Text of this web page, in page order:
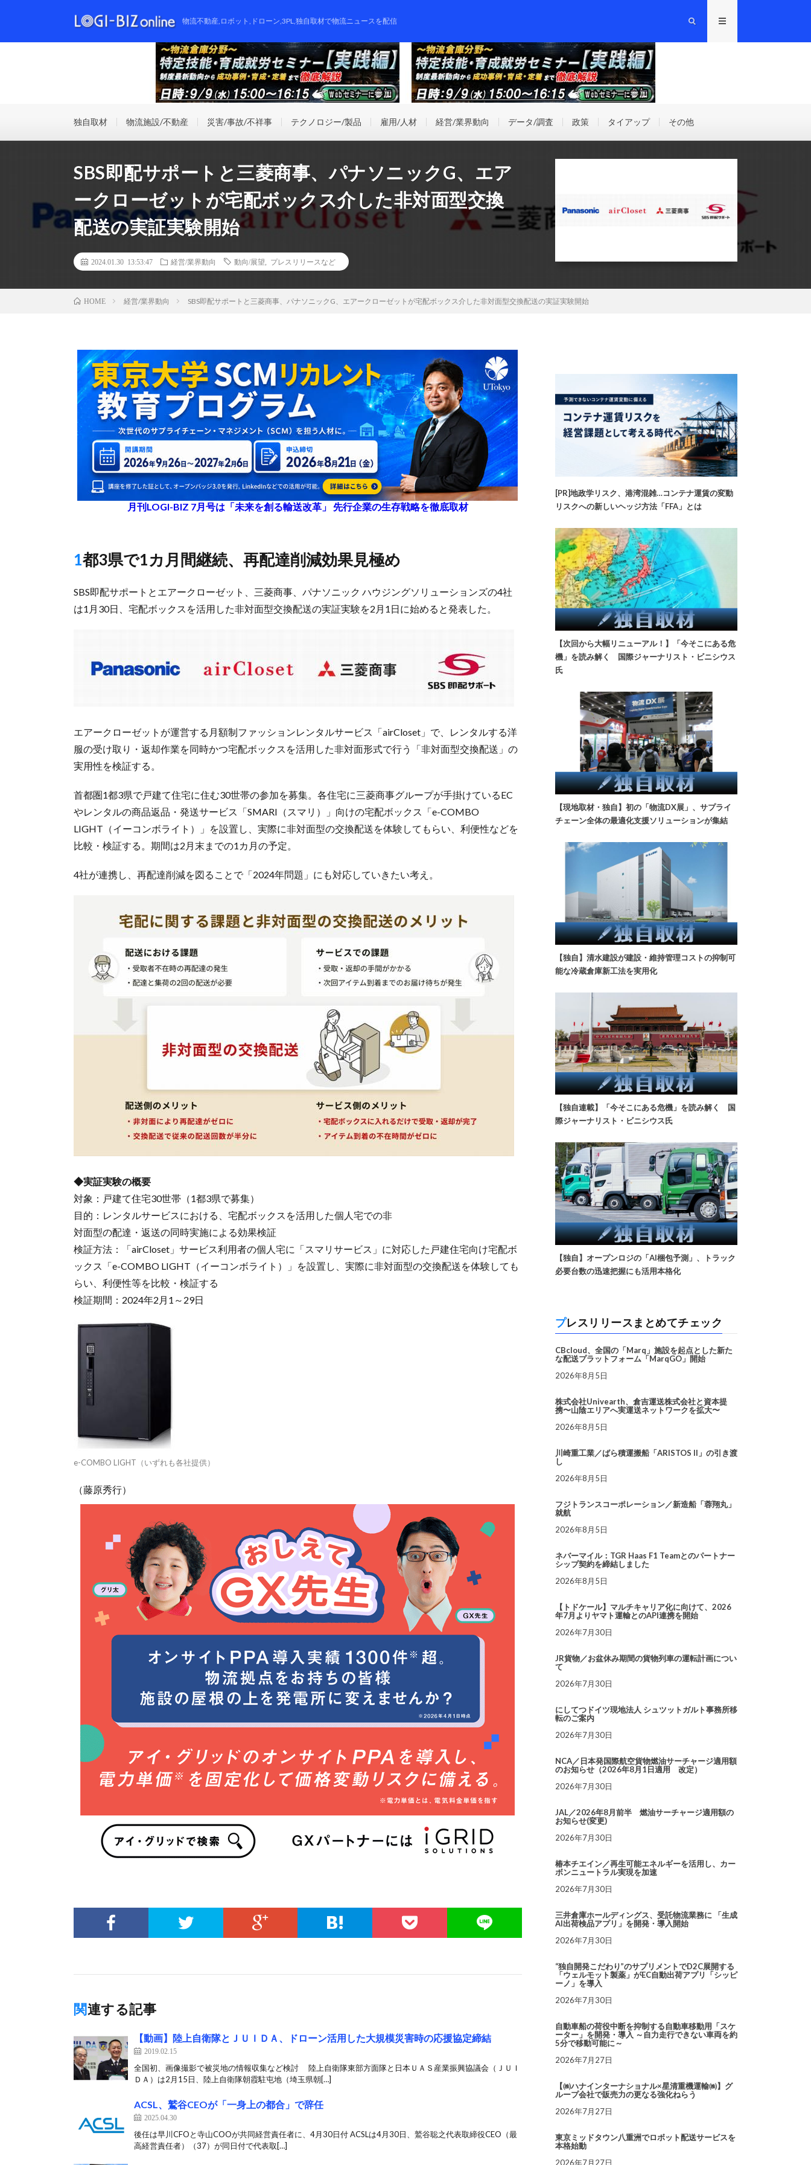
物流不動産,ロボット,ドローン,3PL,独自取材で物流ニュースを配信
独自取材 物流施設/不動産 災害/事故/不祥事 テクノロジー/製品 雇用/人材 経営/業界動向 データ/調査 政策 タイアップ その他
SBS即配サポートと三菱商事、パナソニックG、エア
ークローゼットが宅配ボックス介した非対面型交換
配送の実証実験開始
2024.01.30 13:53:47 経営/業界動向 動向/展望 プレスリリースなど
HOME 経営/業界動向 SBS即配サポートと三菱商事、パナソニックG、エアークローゼットが宅配ボックス介した非対面型交換配送の実証実験開始
月刊LOGI-BIZ 7月号は「未来を創る輸送改革」 先行企業の生存戦略を徹底取材
1都3県で1カ月間継続、再配達削減効果見極め
SBS即配サポートとエアークローゼット、三菱商事、パナソニック ハウジングソリューションズの4社
は1月30日、宅配ボックスを活用した非対面型交換配送の実証実験を2月1日に始めると発表した。
エアークローゼットが運営する月額制ファッションレンタルサービス「airCloset」で、レンタルする洋
服の受け取り・返却作業を同時かつ宅配ボックスを活用した非対面形式で行う「非対面型交換配送」の
実用性を検証する。
首都圏1都3県で戸建て住宅に住む30世帯の参加を募集。各住宅に三菱商事グループが手掛けているEC
やレンタルの商品返品・発送サービス「SMARI（スマリ）」向けの宅配ボックス「e-COMBO
LIGHT（イーコンボライト）」を設置し、実際に非対面型の交換配送を体験してもらい、利便性などを
比較・検証する。期間は2月末までの1カ月の予定。
4社が連携し、再配達削減を図ることで「2024年問題」にも対応していきたい考え。
◆実証実験の概要
対象：戸建て住宅30世帯（1都3県で募集）
目的：レンタルサービスにおける、宅配ボックスを活用した個人宅での非
対面型の配達・返送の同時実施による効果検証
検証方法：「airCloset」サービス利用者の個人宅に「スマリサービス」に対応した戸建住宅向け宅配ボ
ックス「e-COMBO LIGHT（イーコンボライト）」を設置し、実際に非対面型の交換配送を体験しても
らい、利便性等を比較・検証する
検証期間：2024年2月1～29日
e-COMBO LIGHT（いずれも各社提供）
（藤原秀行）
関連する記事
【動画】陸上自衛隊とＪＵＩＤＡ、ドローン活用した大規模災害時の応援協定締結
2019.02.15
全国初、画像撮影で被災地の情報収集など検討 陸上自衛隊東部方面隊と日本ＵＡＳ産業振興協議会（ＪＵＩ
ＤＡ）は2月15日、陸上自衛隊朝霞駐屯地（埼玉県朝[…]
ACSL、鷲谷CEOが「一身上の都合」で辞任
2025.04.30
後任は早川CFOと寺山COOが共同経営責任者に、4月30日付 ACSLは4月30日、鷲谷聡之代表取締役CEO（最
高経営責任者）（37）が同日付で代表取[…]
[PR]地政学リスク、港湾混雑…コンテナ運賃の変動
リスクへの新しいヘッジ方法「FFA」とは
【次回から大幅リニューアル！】「今そこにある危
機」を読み解く 国際ジャーナリスト・ビニシウス
氏
【現地取材・独自】初の「物流DX展」、サプライ
チェーン全体の最適化支援ソリューションが集結
【独自】清水建設が建設・維持管理コストの抑制可
能な冷蔵倉庫新工法を実用化
【独自連載】「今そこにある危機」を読み解く 国
際ジャーナリスト・ビニシウス氏
【独自】オープンロジの「AI梱包予測」、トラック
必要台数の迅速把握にも活用本格化
プレスリリースまとめてチェック
CBcloud、全国の「Marq」施設を起点とした新た
な配送プラットフォーム「MarqGO」開始
2026年8月5日
株式会社Univearth、倉吉運送株式会社と資本提
携〜山陰エリアへ実運送ネットワークを拡大〜
2026年8月5日
川崎重工業／ばら積運搬船「ARISTOS II」の引き渡
し
2026年8月5日
フジトランスコーポレーション／新造船「蓉翔丸」
就航
2026年8月5日
ネバーマイル：TGR Haas F1 Teamとのパートナー
シップ契約を締結しました
2026年8月5日
【トドケール】マルチキャリア化に向けて、2026
年7月よりヤマト運輸とのAPI連携を開始
2026年7月30日
JR貨物／お盆休み期間の貨物列車の運転計画につい
て
2026年7月30日
にしてつドイツ現地法人 シュツットガルト事務所移
転のご案内
2026年7月30日
NCA／日本発国際航空貨物燃油サーチャージ適用額
のお知らせ（2026年8月1日適用 改定）
2026年7月30日
JAL／2026年8月前半 燃油サーチャージ適用額の
お知らせ(変更)
2026年7月30日
椿本チエイン／再生可能エネルギーを活用し、カー
ボンニュートラル実現を加速
2026年7月30日
三井倉庫ホールディングス、受託物流業務に 「生成
AI出荷検品アプリ」を開発・導入開始
2026年7月30日
“独自開発こだわり”のサプリメントでD2C展開する
「ウェルモット製薬」がEC自動出荷アプリ「シッピ
ーノ」を導入
2026年7月30日
自動車船の荷役中断を抑制する自動車移動用「スケ
ーター」を開発・導入 ～自力走行できない車両を約
5分で移動可能に～
2026年7月27日
【㈱ハナインターナショナル×星清重機運輸㈱】グ
ループ会社で販売力の更なる強化ねらう
2026年7月27日
東京ミッドタウン八重洲でロボット配送サービスを
本格始動
2026年7月27日